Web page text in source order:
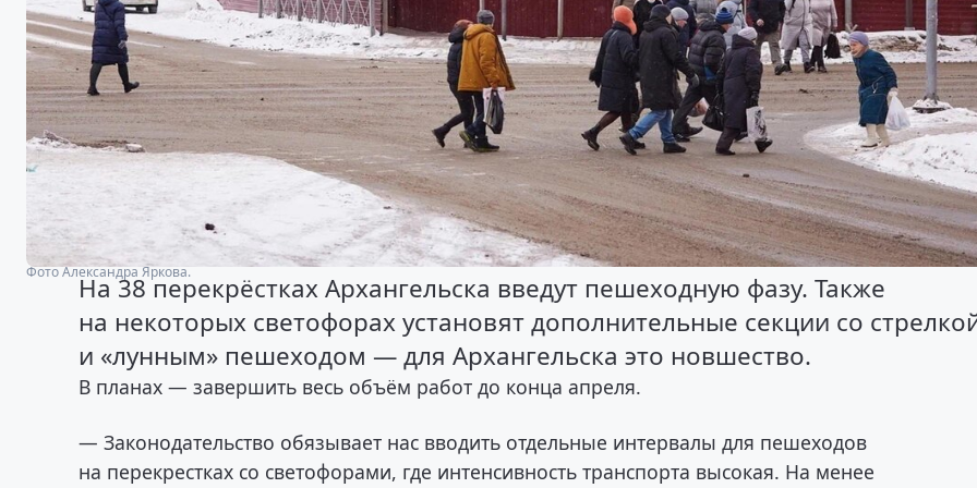
Фото Александра Яркова.
На 38 перекрёстках Архангельска введут пешеходную фазу. Также
на некоторых светофорах установят дополнительные секции со
и «лунным» пешеходом — для Архангельска это новшество.
В планах — завершить весь объём работ до конца апреля.
— Законодательство обязывает нас вводить отдельные интервалы для пешеходов
на перекрестках со светофорами, где интенсивность транспорта высокая. На менее